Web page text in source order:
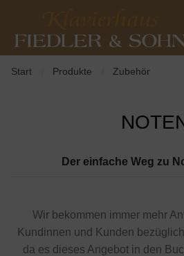
Start Produkte Zubehör
Der einfache Weg zu
Wir bekommen immer mehr
Kundinnen und Kunden
da es dieses Angebot in den